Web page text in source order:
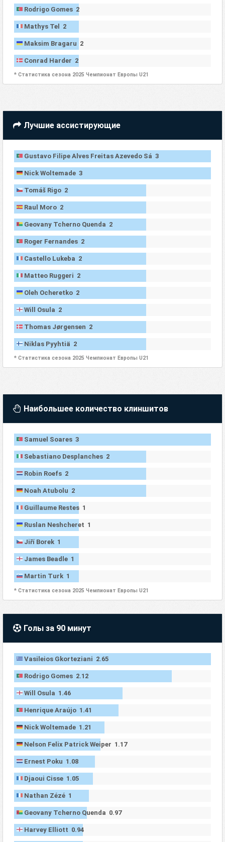
Rodrigo Gomes 2
Mathys Tel 2
Maksim Bragaru 2
Conrad Harder 2
* Статистика сезона 2025 Чемпионат Европы U21
Лучшие ассистирующие
Gustavo Filipe Alves Freitas Azevedo Sá 3
Nick Woltemade 3
Tomáš Rigo 2
Raul Moro 2
Geovany Tcherno Quenda 2
Roger Fernandes 2
Castello Lukeba 2
Matteo Ruggeri 2
Oleh Ocheretko 2
Will Osula 2
Thomas Jørgensen 2
Niklas Pyyhtiä 2
* Статистика сезона 2025 Чемпионат Европы U21
Наибольшее количество клиншитов
Samuel Soares 3
Sebastiano Desplanches 2
Robin Roefs 2
Noah Atubolu 2
Guillaume Restes 1
Ruslan Neshcheret 1
Jiří Borek 1
James Beadle 1
Martin Turk 1
* Статистика сезона 2025 Чемпионат Европы U21
Голы за 90 минут
Vasileios Gkorteziani 2.65
Rodrigo Gomes 2.12
Will Osula 1.46
Henrique Araújo 1.41
Nick Woltemade 1.21
Nelson Felix Patrick Weiper 1.17
Ernest Poku 1.08
Djaoui Cisse 1.05
Nathan Zézé 1
Geovany Tcherno Quenda 0.97
Harvey Elliott 0.94